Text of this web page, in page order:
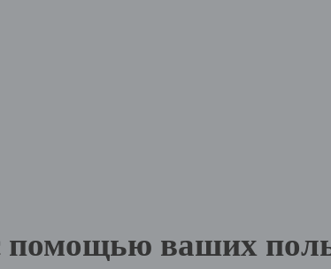
помощью ваших